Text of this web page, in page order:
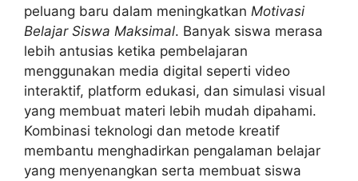
peluang baru dalam meningkatkan Motivasi
Belajar Siswa Maksimal. Banyak siswa merasa
lebih antusias ketika pembelajaran
menggunakan media digital seperti video
interaktif, platform edukasi, dan simulasi visual
yang membuat materi lebih mudah dipahami.
Kombinasi teknologi dan metode kreatif
membantu menghadirkan pengalaman belajar
yang menyenangkan serta membuat siswa